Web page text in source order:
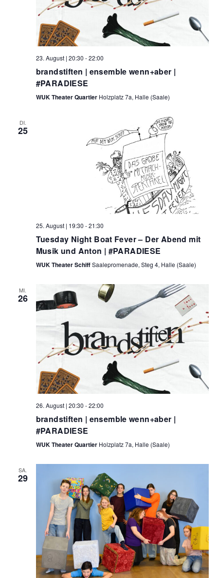
23. August | 20:30 -22:00
brandstiften | ensemble wenn+aber |
#PARADIESE
WUK Theater Quartier Holzplatz 7a, Halle (Saale)
DI.
25
25. August | 19:30 -21:30
Tuesday Night Boat Fever – Der Abend mit
Musik und Anton | #PARADIESE
WUK Theater SchiffSaalepromenade, Steg 4, Halle (Saale)
MI.
26
26. August | 20:30 -22:00
brandstiften | ensemble wenn+aber |
#PARADIESE
WUK Theater Quartier Holzplatz 7a, Halle (Saale)
SA.
29